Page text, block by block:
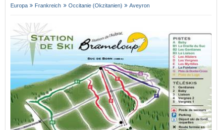
Europa Frankreich Occitanie (Okzitanien) Aveyron